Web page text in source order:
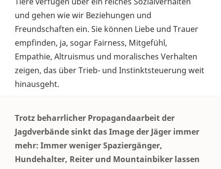
und gehen wie wir Beziehungen und
Freundschaften ein. Sie können Liebe und Trauer
empfinden, ja, sogar Fairness, Mitgefühl,
Empathie, Altruismus und moralisches Verhalten
zeigen, das über Trieb- und Instinktsteuerung weit
hinausgeht.
Trotz beharrlicher Propagandaarbeit der
Jagdverbände sinkt das Image der Jäger immer
mehr: Immer weniger Spaziergänger,
Hundehalter, Reiter und Mountainbiker lassen